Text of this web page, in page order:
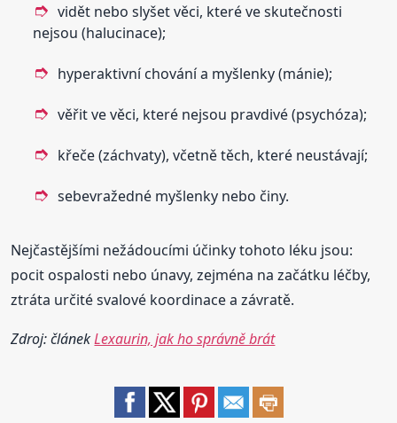
vidět nebo slyšet věci, které ve skutečnosti
nejsou (halucinace);
hyperaktivní chování a myšlenky (mánie);
věřit ve věci, které nejsou pravdivé (psychóza);
křeče (záchvaty), včetně těch, které neustávají;
sebevražedné myšlenky nebo činy.
Nejčastějšími nežádoucími účinky tohoto léku jsou:
pocit ospalosti nebo únavy, zejména na začátku léčby,
ztráta určité svalové koordinace a závratě.
Zdroj: článekLexaurin, jak ho správně brát